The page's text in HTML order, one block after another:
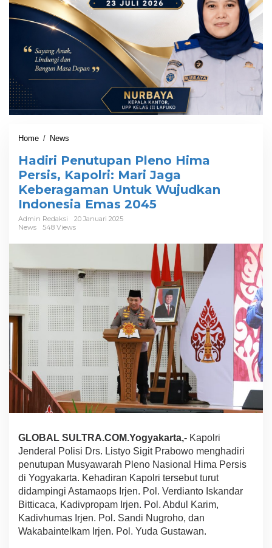
Home / News
d
i
r
i
P
n
p
a
n
l
e
o
H
i
m
a
P
e
s
s
,
K
a
o
l
Hadiri Penutupan Pleno Hima
Persis, Kapolri: Mari Jaga
Keberagaman Untuk Wujudkan
Indonesia Emas 2045
Admin Redaksi
20 Januari 2025
News
548 Views
GLOBAL SULTRA.COM.Yogyakarta,- Kapolri
Jenderal Polisi Drs. Listyo Sigit Prabowo menghadiri
penutupan Musyawarah Pleno Nasional Hima Persis
di Yogyakarta. Kehadiran Kapolri tersebut turut
didampingi Astamaops Irjen. Pol. Verdianto Iskandar
Bitticaca, Kadivpropam Irjen. Pol. Abdul Karim,
Kadivhumas Irjen. Pol. Sandi Nugroho, dan
Wakabaintelkam Irjen. Pol. Yuda Gustawan.